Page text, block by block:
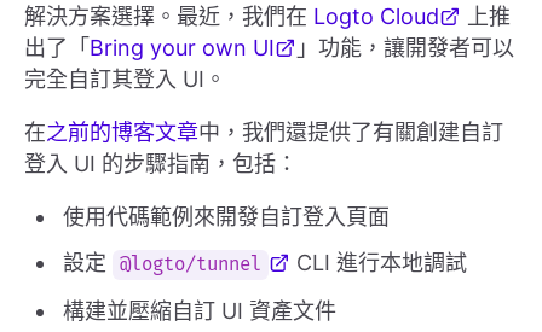
解決方案選擇。最近，我們在 Logto Cloud
上推
出了「 Bring your own UI
」功能，讓開發者可以
完全自訂其登入 UI。
在之前的博客文章中，我們還提供了有關創建自訂
登入 UI 的步驟指南，包括：
使用代碼範例來開發自訂登入頁面
設定
@logto/tunnel
CLI 進行本地調試
構建並壓縮自訂 UI 資產文件